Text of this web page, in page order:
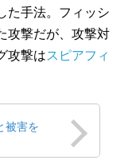
た手法。フィッシ
攻撃だが、攻撃対
攻撃はスピアフィ
被害を